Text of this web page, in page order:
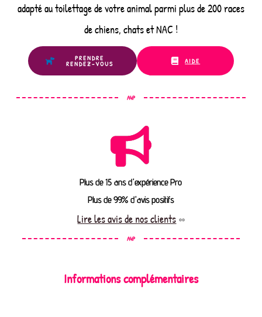
adapté au toilettage de votre animal parmi plus de 200 races
de chiens, chats et NAC !
PRENDRE
RENDEZ-VOUS AIDE
A4P
Plus de 15 ans d'expérience Pro
Plus de 99% d'avis positifs
Lire les avis de nos clients
A4P
Informations complémentaires